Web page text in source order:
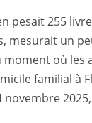
pesait 255
mesurait un
moment où les
familial à
novembre